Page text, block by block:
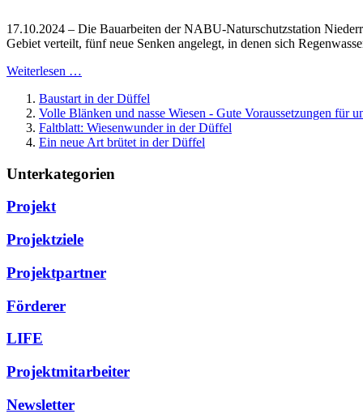
17.10.2024 – Die Bauarbeiten der NABU-Naturschutzstation
Gebiet verteilt, fünf neue Senken angelegt, in denen sich
Weiterlesen …
Baustart in der Düffel
Volle Blänken und nasse Wiesen - Gute Voraussetzungen für
Faltblatt: Wiesenwunder in der Düffel
Ein neue Art brütet in der Düffel
Unterkategorien
Projekt
Projektziele
Projektpartner
Förderer
LIFE
Projektmitarbeiter
Newsletter